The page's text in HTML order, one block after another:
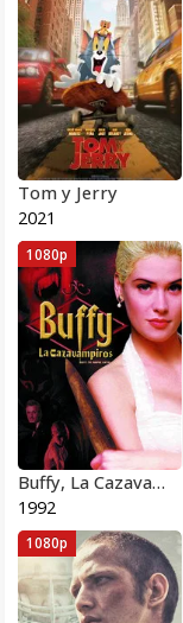
Tom y Jerry
2021
Buffy, La Cazavampiros
1992
1080p
1080p